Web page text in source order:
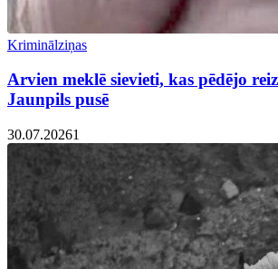
Kriminālziņas
Arvien meklē sievieti, kas pēdējo
Jaunpils pusē
30.07.20261